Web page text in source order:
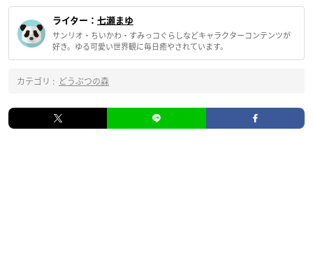
ライター： 七瀬まゆ
サンリオ・ちいかわ・すみっコぐらしなどキャラクターコンテンツが
好き。ゆる可愛い世界観に毎日癒やされています。
カテゴリ : どうぶつの森